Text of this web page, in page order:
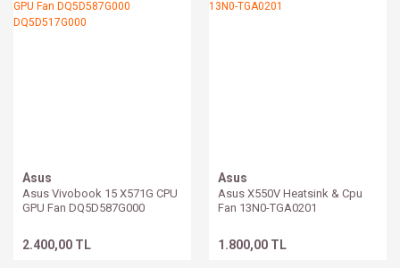
Asus
Asus Vivobook 15 X571G CPU
GPU Fan DQ5D587G000
2.400,00 TL
Asus
Asus X550V Heatsink & Cpu
Fan 13N0-TGA0201
1.800,00 TL